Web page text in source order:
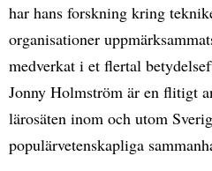
har hans forskning kring
organisationer
medverkat i et flertal
Jonny Holmström är en flitigt
lärosäten inom och utom
populärvetenskapliga